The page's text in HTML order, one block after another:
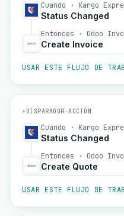
Cuando · Kargo
Status Changed
Entonces · Odoo
Create Invoice
USAR ESTE FLUJO DE
⚡ DISPARADOR→ACCIÓN
Cuando · Kargo
Status Changed
Entonces · Odoo
Create Quote
USAR ESTE FLUJO DE